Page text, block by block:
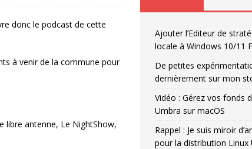
donc le podcast de cette
à venir de la commune pour
libre antenne, Le NightShow,
Ajouter l’Editeur de
locale à Windows 10/11
De petites
dernièrement sur mon
Vidéo : Gérez vos fonds
Umbra sur macOS
Rappel : Je suis miroir
pour la distribution Linux